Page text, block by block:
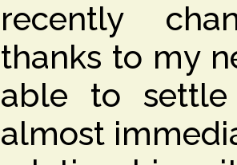
recently
thanks to my
able to
almost